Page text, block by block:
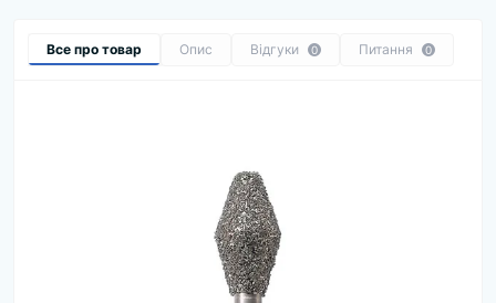
Все про товар Опис Відгуки 0 Питання 0